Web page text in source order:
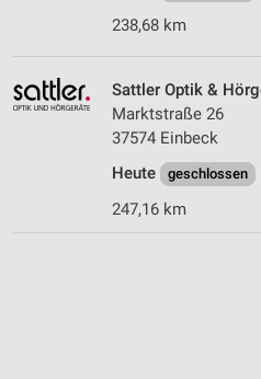
238,68 km
Sattler Optik &
Marktstraße 26
37574 Einbeck
Heute
geschlossen
247,16 km